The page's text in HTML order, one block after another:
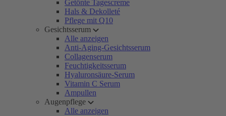
Getönte Tagescreme
Hals & Dekolleté
Pflege mit Q10
Gesichtsserum
Alle anzeigen
Anti-Aging-Gesichtsserum
Collagenserum
Feuchtigkeitsserum
Hyaluronsäure-Serum
Vitamin C Serum
Ampullen
Augenpflege
Alle anzeigen